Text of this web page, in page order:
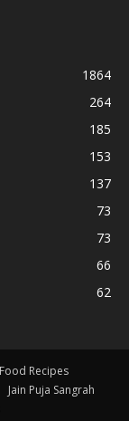
1864
264
185
153
137
73
73
66
62
Recipes
Jain Puja Sangrah